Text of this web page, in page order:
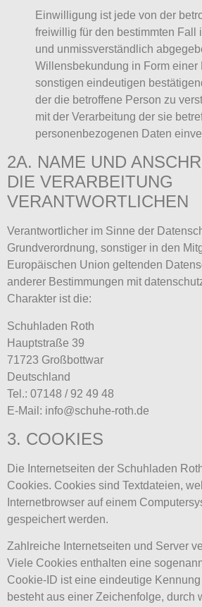
Einwilligung ist jede von der
freiwillig für den bestimmten Fall
und unmissverständlich
Willensbekundung in Form einer
sonstigen eindeutigen
der die betroffene Person zu
mit der Verarbeitung der sie
personenbezogenen Daten
2A. NAME UND
DIE VERARBEITUNG
VERANTWORTLICHEN
Verantwortlicher im Sinne der
Grundverordnung, sonstiger in den
Europäischen Union geltenden
anderer Bestimmungen mit
Charakter ist die:
Schuhladen Roth
Hauptstraße 39
71723 Großbottwar
Deutschland
Tel.: 07148 / 92 49 48
E-Mail: info@schuhe-roth.de
3. COOKIES
Die Internetseiten der Schuhladen
Cookies. Cookies sind Textdateien,
Internetbrowser auf einem
gespeichert werden.
Zahlreiche Internetseiten und Server
Viele Cookies enthalten eine
Cookie-ID ist eine eindeutige
besteht aus einer Zeichenfolge, durch